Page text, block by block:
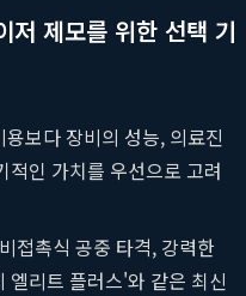
저 제모를 위한 선택 기
보다 장비의 성능, 의료진
적인 가치를 우선으로 고려
접촉식 공중 타격, 강력한
엘리트 플러스'와 같은 최신